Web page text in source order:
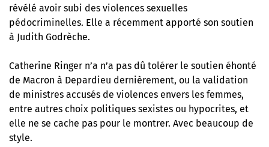
révélé avoir subi des violences sexuelles
pédocriminelles. Elle a récemment apporté son soutien
à Judith Godrèche.
Catherine Ringer n’a n’a pas dû tolérer le soutien éhonté
de Macron à Depardieu dernièrement, ou la validation
de ministres accusés de violences envers les femmes,
entre autres choix politiques sexistes ou hypocrites, et
elle ne se cache pas pour le montrer. Avec beaucoup de
style.